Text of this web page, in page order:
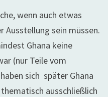
wenn auch etwas
sein müssen.
Ghana keine
(nur Teile vom
sich später Ghana
ausschließlich